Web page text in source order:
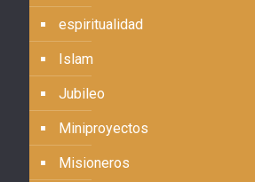
espiritualidad
Islam
Jubileo
Miniproyectos
Misioneros